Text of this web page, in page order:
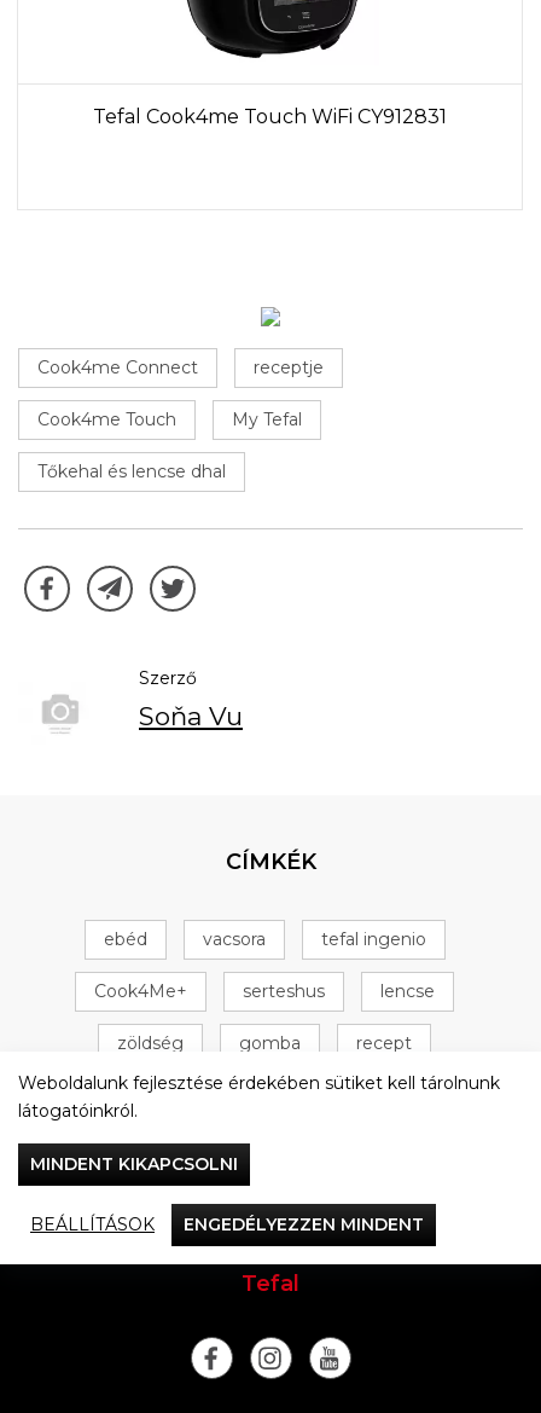
Tefal Cook4me Touch WiFi CY912831
Cook4me Connect receptje
Cook4me Touch My Tefal
Tőkehal és lencse dhal
Szerző
Soňa Vu
CÍMKÉK
ebéd vacsora tefal ingenio
Cook4Me+ serteshus lencse
zöldség gomba recept
Tefal Cook4Me+ csirke + 16 következő
Vacsorázzunk együtt
Tefal
Weboldalunk fejlesztése érdekében sütiket kell tárolnunk
látogatóinkról.
MINDENT KIKAPCSOLNI
BEÁLLÍTÁSOK ENGEDÉLYEZZEN MINDENT